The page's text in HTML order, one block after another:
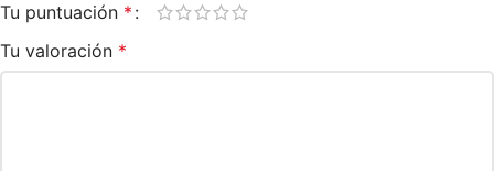
Tu puntuación *
Tu valoración *